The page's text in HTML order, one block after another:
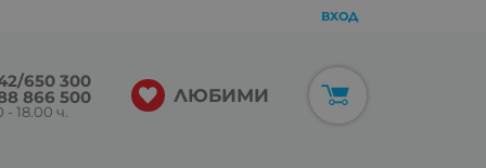
ВХОД
650 300
866 500
- 18.00 ч.
ЛЮБИМИ